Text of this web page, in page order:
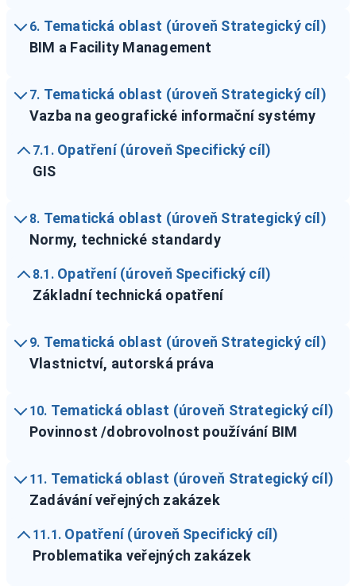
6. Tematická oblast (úroveň Strategický cíl)
BIM a Facility Management
7. Tematická oblast (úroveň Strategický cíl)
Vazba na geografické informační systémy
7.1. Opatření (úroveň Specifický cíl)
GIS
8. Tematická oblast (úroveň Strategický cíl)
Normy, technické standardy
8.1. Opatření (úroveň Specifický cíl)
Základní technická opatření
9. Tematická oblast (úroveň Strategický cíl)
Vlastnictví, autorská práva
10. Tematická oblast (úroveň Strategický cíl)
Povinnost /dobrovolnost používání BIM
11. Tematická oblast (úroveň Strategický cíl)
Zadávání veřejných zakázek
11.1. Opatření (úroveň Specifický cíl)
Problematika veřejných zakázek